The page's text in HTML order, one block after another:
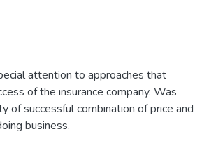
attention to approaches that
of the insurance company. Was
of successful combination of price and
business.